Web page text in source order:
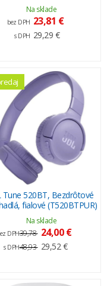
Na sklade
bez DPH 23,81 €
s DPH 29,29 €
Tune 520BT, Bezdrôtové
fialové (T520BTPUR)
Na sklade
DPH39,78 24,00 €
s DPH48,93 29,52 €